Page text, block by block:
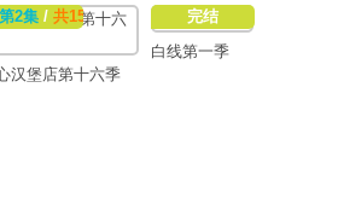
2集 /共15集
汉堡店第十六季
完结
白线第一季